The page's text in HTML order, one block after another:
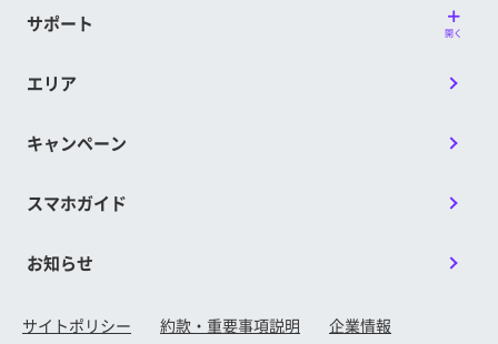
サポート 開く
エリア
キャンペーン
スマホガイド
お知らせ
サイトポリシー 約款・重要事項説明 企業情報